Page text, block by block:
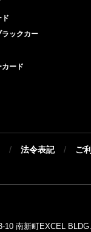
ックカー
ード
/ 法令表記 / ご
南新町EXCEL